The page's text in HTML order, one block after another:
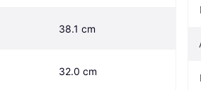
38.1 cm
32.0 cm